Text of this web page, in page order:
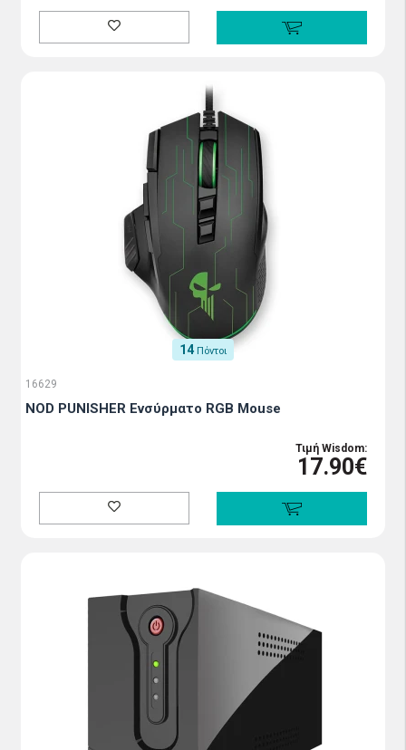
14 Πόντοι
16629
NOD PUNISHER Ενσύρματο RGB Mouse
Τιμή Wisdom:
17.90€